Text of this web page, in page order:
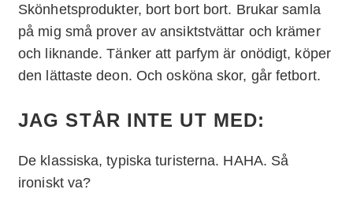
Skönhetsprodukter, bort bort bort. Brukar samla
på mig små prover av ansiktstvättar och krämer
och liknande. Tänker att parfym är onödigt, köper
den lättaste deon. Och osköna skor, går fetbort.
JAG STÅR INTE UT MED:
De klassiska, typiska turisterna. HAHA. Så
ironiskt va?